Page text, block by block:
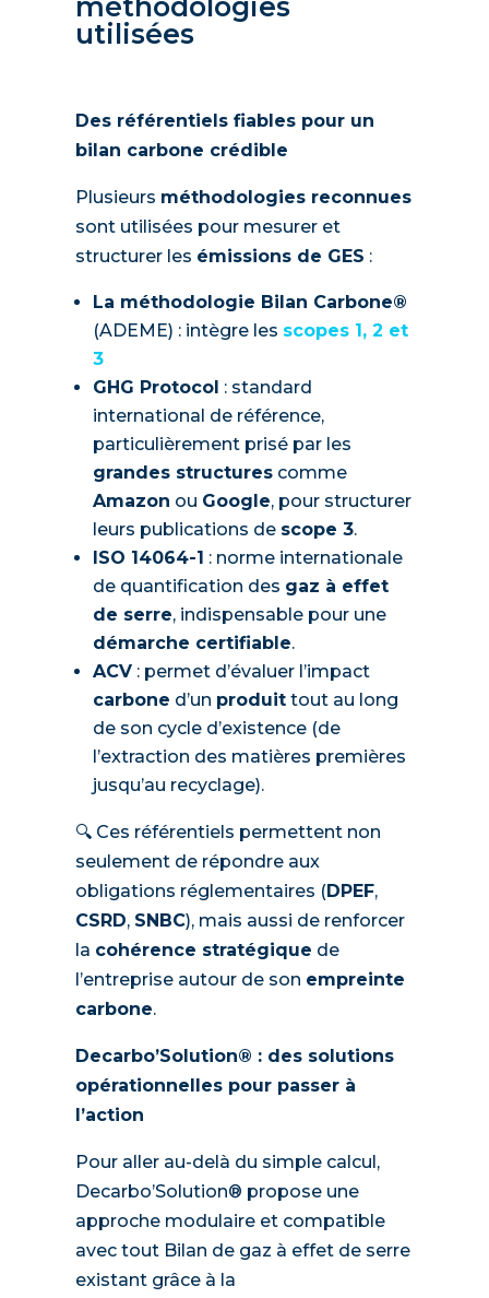
méthodologies
utilisées
Des référentiels fiables pour un
bilan carbone crédible
Plusieurs méthodologies reconnues
sont utilisées pour mesurer et
structurer les émissions de GES :
La méthodologie Bilan Carbone®
(ADEME) : intègre les scopes 1, 2 et
3
GHG Protocol : standard
international de référence,
particulièrement prisé par les
grandes structurescomme
Amazon ou Google, pour structurer
leurs publications de scope 3.
ISO 14064-1 : norme internationale
de quantification des gaz à effet
de serre, indispensable pour une
démarche certifiable.
ACV: permet d’évaluer l’impact
carbone d’un produittout au long
de son cycle d’existence (de
l’extraction des matières premières
jusqu’au recyclage).
🔍 Ces référentiels permettent non
seulement de répondre aux
obligations réglementaires (DPEF,
CSRD, SNBC), mais aussi de renforcer
la cohérence stratégique de
l’entreprise autour de son empreinte
carbone.
Decarbo’Solution® : des solutions
opérationnelles pour passer à
l’action
Pour aller au-delà du simple calcul,
Decarbo’Solution® propose une
approche modulaire et compatible
avec tout Bilan de gaz à effet de serre
existant grâce à la